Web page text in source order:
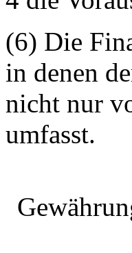
(6) Die
in denen
nicht nur
umfasst.